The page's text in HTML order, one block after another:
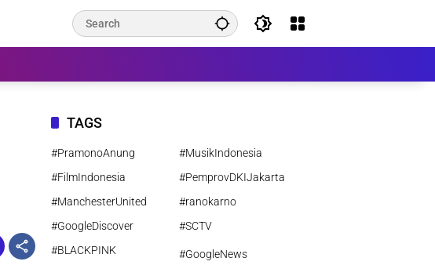
TAGS
#PramonoAnung
#MusikIndonesia
#FilmIndonesia
#PemprovDKIJakarta
#ManchesterUnited
#ranokarno
#GoogleDiscover
#SCTV
#BLACKPINK
#GoogleNews